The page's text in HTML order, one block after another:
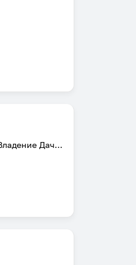
Домодедово, микрорайон Западный Владение Дачник, с 1